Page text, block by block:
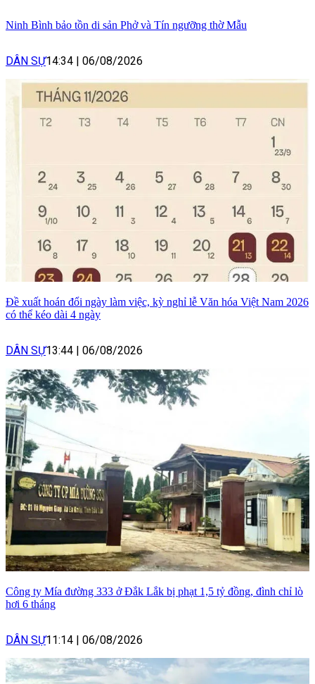
Ninh Bình bảo tồn di sản Phở và Tín ngưỡng thờ Mẫu
DÂN SỰ14:34 06/08/2026
Đề xuất hoán đổi ngày làm việc, kỳ nghỉ lễ Văn hóa Việt Nam 2026
có thể kéo dài 4 ngày
DÂN SỰ13:44 06/08/2026
Công ty Mía đường 333 ở Đắk Lắk bị phạt 1,5 tỷ đồng, đình chỉ lò
hơi 6 tháng
DÂN SỰ11:14 06/08/2026